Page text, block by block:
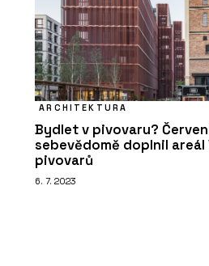
ARCHITEKTURA
Bydlet v pivovaru?
sebevědomě doplnil areál
pivovarů
6. 7. 2023